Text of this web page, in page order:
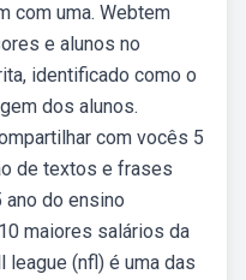
com uma. Webtem
e alunos no
identificado como o
dos alunos.
com vocês 5
de textos e frases
ano do ensino
maiores salários da
league (nfl) é uma das